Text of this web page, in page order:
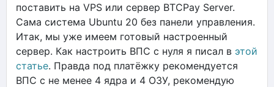
поставить на VPS или сервер BTCPay Server.
Сама система Ubuntu 20 без панели управления.
Итак, мы уже имеем готовый настроенный
сервер. Как настроить ВПС с нуля я писал в этой
статье. Правда под платёжку рекомендуется
ВПС с не менее 4 ядра и 4 ОЗУ, рекомендую